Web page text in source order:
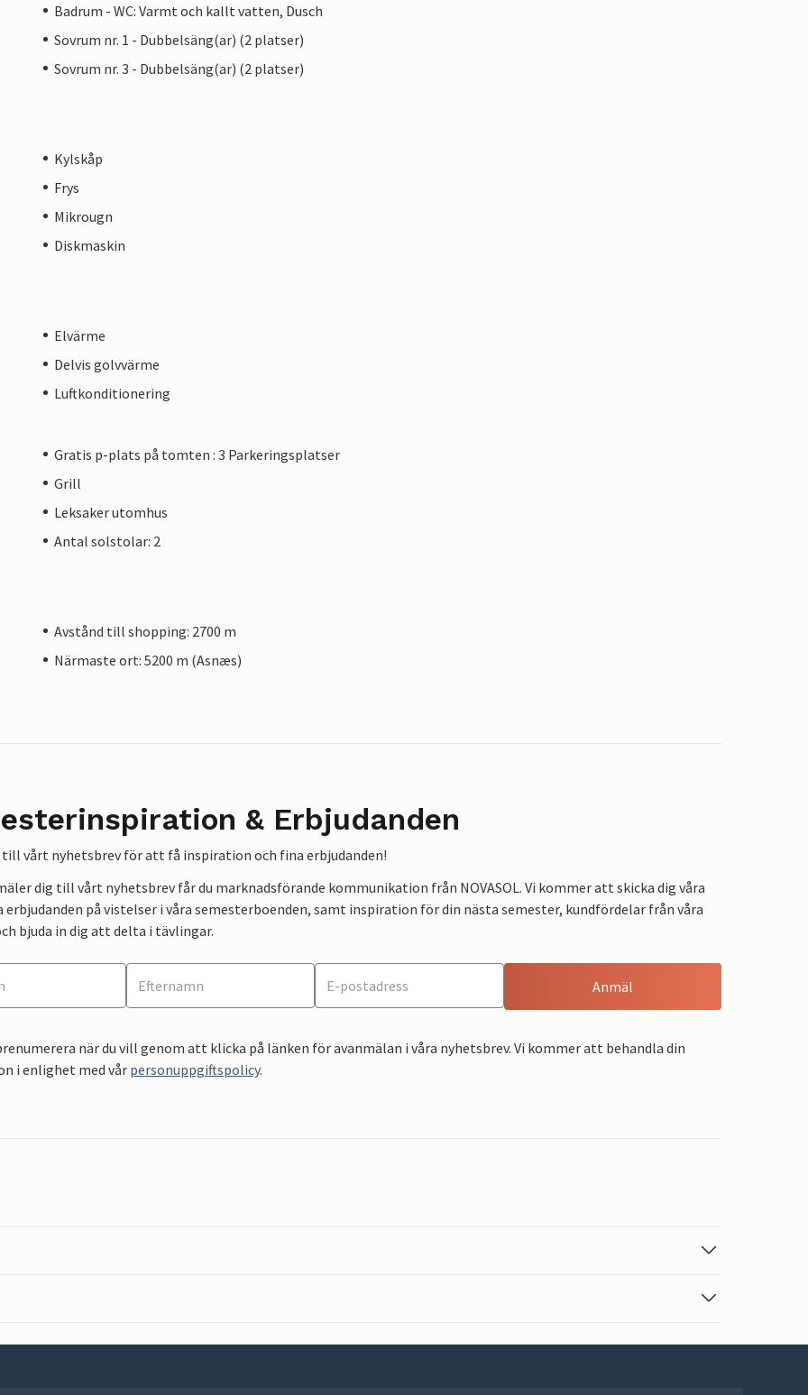
Badrum - WC: Varmt och kallt vatten, Dusch
Sovrum nr. 1 - Dubbelsäng(ar) (2 platser)
Sovrum nr. 3 - Dubbelsäng(ar) (2 platser)
Kylskåp
Frys
Mikrougn
Diskmaskin
Elvärme
Delvis golvvärme
Luftkonditionering
Gratis p-plats på tomten : 3 Parkeringsplatser
Grill
Leksaker utomhus
Antal solstolar: 2
Avstånd till shopping: 2700 m
Närmaste ort: 5200 m (Asnæs)
& Erbjudanden
vårt nyhetsbrev för att få inspiration och fina erbjudanden!
dig till vårt nyhetsbrev får du marknadsförande kommunikation från NOVASOL. Vi kommer att skicka dig våra
erbjudanden på vistelser i våra semesterboenden, samt inspiration för din nästa semester, kundfördelar från våra
bjuda in dig att delta i tävlingar.
Anmäl
när du vill genom att klicka på länken för avanmälan i våra nyhetsbrev. Vi kommer att behandla din
i enlighet med vårpersonuppgiftspolicy.